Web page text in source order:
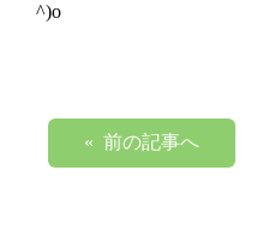
^)o
« 前の記事へ